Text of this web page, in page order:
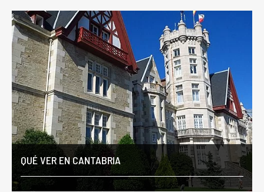
QUÉ VER EN CANTABRIA